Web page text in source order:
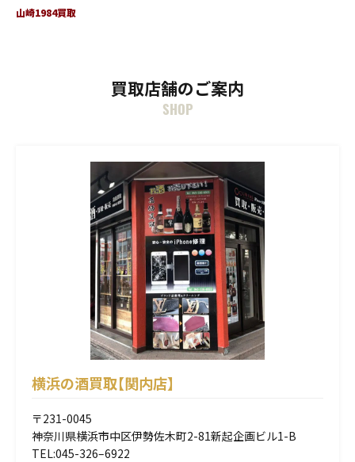
山崎1984買取
買取店舗のご案内
SHOP
横浜の酒買取【関内店】
〒231-0045
神奈川県横浜市中区伊勢佐木町2-81新起企画ビル1-B
TEL:045-326–6922